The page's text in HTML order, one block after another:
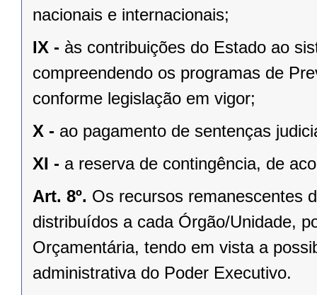
nacionais e internacionais;
IX - às contribuições do Estado ao
compreendendo os programas de
conforme legislação em vigor;
X - ao pagamento de sentenças
XI - a reserva de contingência, de
Art. 8º. Os recursos remanescentes
distribuídos a cada Órgão/Unidade,
Orçamentária, tendo em vista a
administrativa do Poder Executivo.